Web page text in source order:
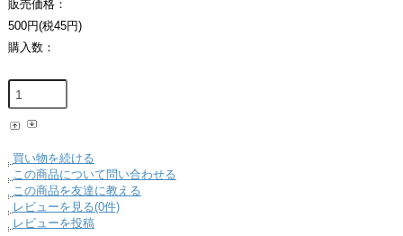
販売価格：
500円(税45円)
購入数：
買い物を続ける
この商品について問い合わせる
この商品を友達に教える
レビューを見る(0件)
レビューを投稿